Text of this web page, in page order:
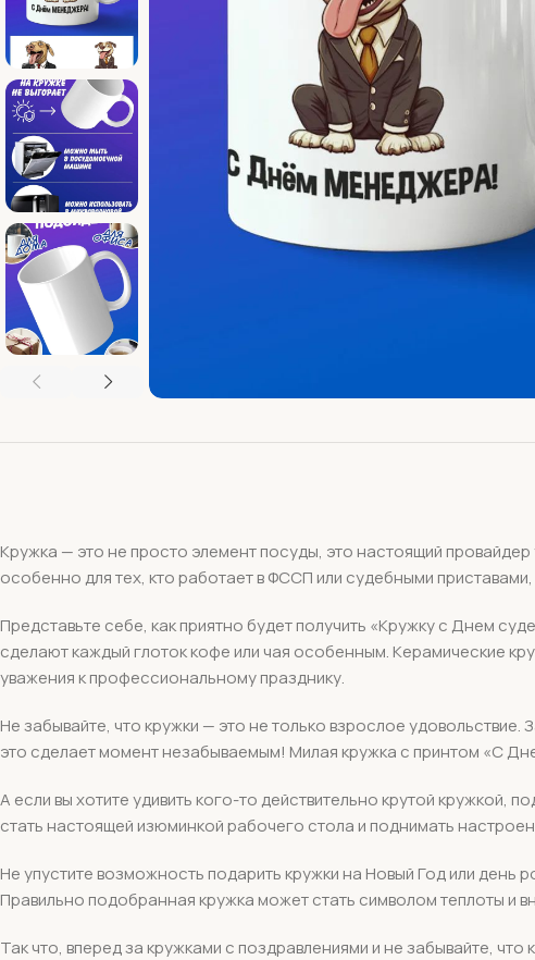
Кружка — это не просто элемент посуды, это настоящий
особенно для тех, кто работает в ФССП или судебными
Представьте себе, как приятно будет получить «Кружку с Днем
сделают каждый глоток кофе или чая особенным. Керамические
уважения к профессиональному празднику.
Не забывайте, что кружки — это не только взрослое
это сделает момент незабываемым! Милая кружка с принтом «С
А если вы хотите удивить кого-то действительно крутой
стать настоящей изюминкой рабочего стола и поднимать
Не упустите возможность подарить кружки на Новый Год или день
Правильно подобранная кружка может стать символом теплоты и
Так что, вперед за кружками с поздравлениями и не забывайте,